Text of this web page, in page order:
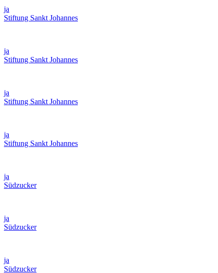
ja
Stiftung Sankt Johannes
ja
Stiftung Sankt Johannes
ja
Stiftung Sankt Johannes
ja
Stiftung Sankt Johannes
ja
Südzucker
ja
Südzucker
ja
Südzucker